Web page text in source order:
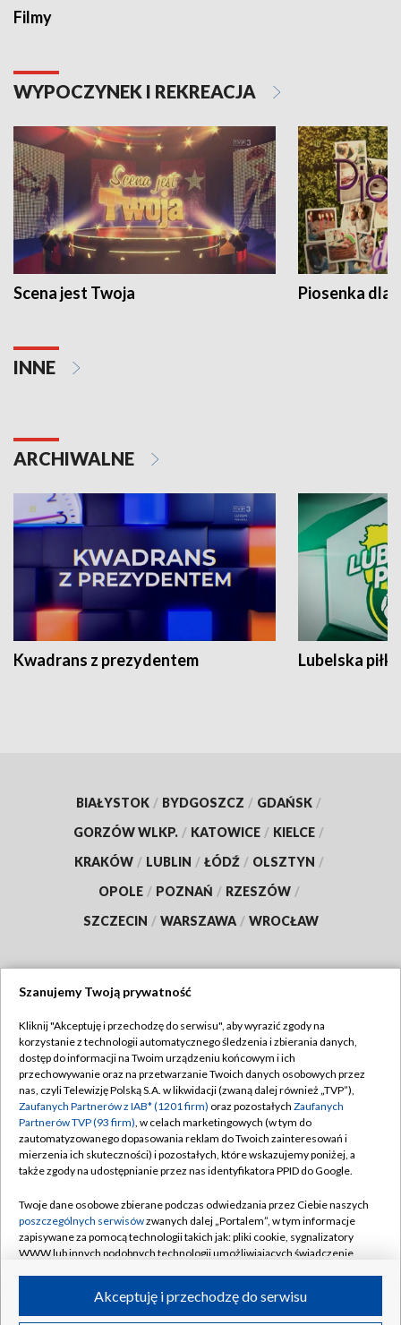
Filmy
WYPOCZYNEK I REKREACJA
Scena jest Twoja Piosenka dla
INNE
ARCHIWALNE
Kwadrans z prezydentem Lubelska piłka
BIAŁYSTOK / BYDGOSZCZ / GDAŃSK /
GORZÓW WLKP. / KATOWICE / KIELCE /
KRAKÓW / LUBLIN / ŁÓDŹ / OLSZTYN /
OPOLE / POZNAŃ / RZESZÓW /
SZCZECIN / WARSZAWA / WROCŁAW
TVP
Abonament TVP
Emisja w TVP
Centrum informacji TVP
Naziemna Telewizja Cyfrowa
Rada Programowa
System NOS
Informacje o nadawcy
Program dla prasy
Regulamin TVP
Polityka prywatności
Moje zgody
Pomoc
Kontakt
Kanały
Szanujemy Twoją prywatność
Kliknij "Akceptuję i przechodzę do serwisu", aby wyrazić zgody na
korzystanie z technologii automatycznego śledzenia i zbierania danych,
dostęp do informacji na Twoim urządzeniu końcowym i ich
przechowywanie oraz na przetwarzanie Twoich danych osobowych przez
nas, czyli Telewizję Polską S.A. w likwidacji (zwaną dalej również „TVP”),
Zaufanych Partnerów z IAB* (1201 firm) oraz pozostałych Zaufanych
Partnerów TVP (93 firm), w celach marketingowych (w tym do
zautomatyzowanego dopasowania reklam do Twoich zainteresowań i
mierzenia ich skuteczności) i pozostałych, które wskazujemy poniżej, a
także zgody na udostępnianie przez nas identyfikatora PPID do Google.
Twoje dane osobowe zbierane podczas odwiedzania przez Ciebie naszych
poszczególnych serwisówzwanych dalej „Portalem”, w tym informacje
zapisywane za pomocą technologii takich jak: pliki cookie, sygnalizatory
WWW lub innych podobnych technologii umożliwiających świadczenie
ruchu w Internecie.Akceptuję i przechodzę do serwisu